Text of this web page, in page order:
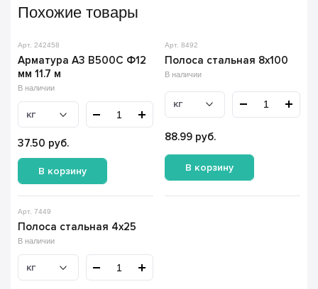
Похожие товары
Арт. 242458
Арматура А3 В500С Ф12
мм 11.7 м
В наличии
кг
37.50 руб.
В корзину
Арт. 8492
Полоса стальная 8х100
В наличии
кг
88.99 руб.
В корзину
Арт. 7449
Полоса стальная 4х25
В наличии
кг